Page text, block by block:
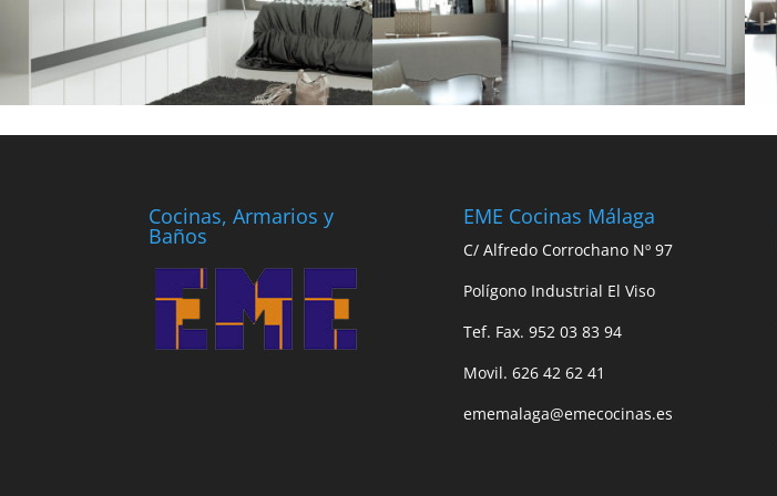
Cocinas, Armarios y
Baños
EME Cocinas Málaga
C/ Alfredo Corrochano Nº 97
Polígono Industrial El Viso
Tef. Fax. 952 03 83 94
Movil. 626 42 62 41
ememalaga@emecocinas.es